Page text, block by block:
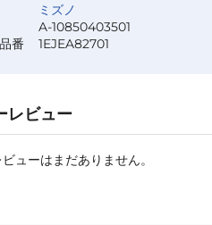
ミズノ
A-10850403501
番
1EJEA82701
レビュー
ューはまだありません。